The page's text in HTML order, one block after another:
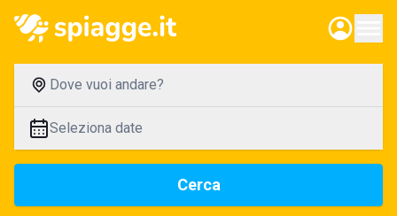
Dove vuoi andare?
Seleziona date
Cerca